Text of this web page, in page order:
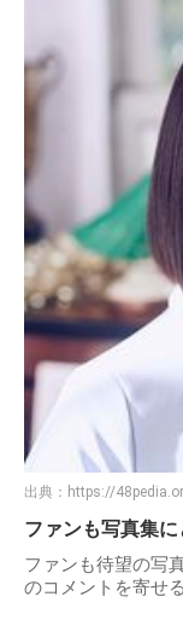
出典： https://
ファンも写真集に
ファンも待望の写
のコメントを寄せ